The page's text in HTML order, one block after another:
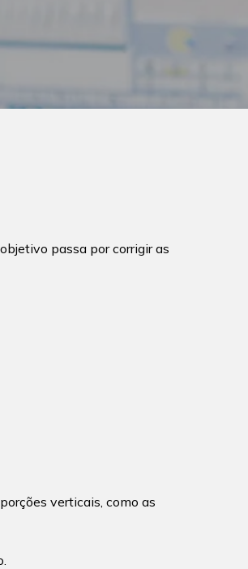
passa por corrigir as
verticais, como as